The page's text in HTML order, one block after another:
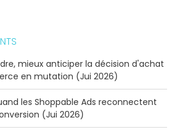
mieux anticiper la décision d'achat
en mutation (Jui 2026)
les Shoppable Ads reconnectent
(Jui 2026)